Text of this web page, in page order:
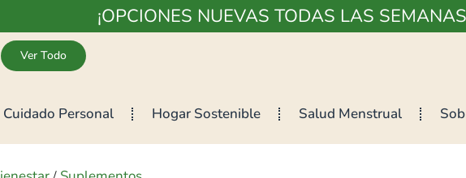
¡OPCIONES NUEVAS TODAS LAS
Ver Todo
Cuidado Personal Hogar Sostenible Salud Menstrual